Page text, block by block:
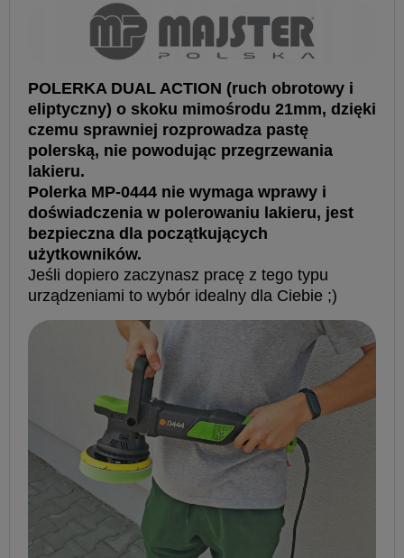
POLERKA DUAL ACTION (ruch obrotowy i
eliptyczny) o skoku mimośrodu 21mm, dzięki
czemu sprawniej rozprowadza pastę
polerską, nie powodując przegrzewania
lakieru.
Polerka MP-0444 nie wymaga wprawy i
doświadczenia w polerowaniu lakieru, jest
bezpieczna dla początkujących
użytkowników.
Jeśli dopiero zaczynasz pracę z tego typu
urządzeniami to wybór idealny dla Ciebie ;)